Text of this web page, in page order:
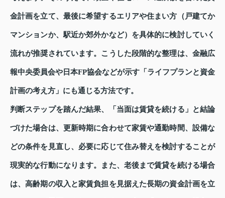
金計画を立て、最後に希望するエリアや住まい方（戸建てか
マンションか、駅近か郊外かなど）を具体的に検討していく
流れが推奨されています。こうした段階的な整理は、金融広
報中央委員会や日本FP協会などが示す「ライフプランと資金
計画の考え方」にも通じる方法です。
判断ステップを踏んだ結果、「当面は賃貸を続ける」と結論
づけた場合は、更新時期に合わせて家賃や通勤時間、設備な
どの条件を見直し、必要に応じて住み替えを検討することが
現実的な行動になります。また、老後まで賃貸を続ける場合
は、高齢期の収入と家賃負担を見据えた長期の資金計画を立